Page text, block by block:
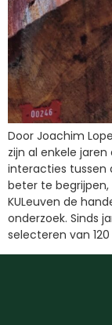
Door Joachim
zijn al enkele
interacties tussen
beter te begrijpen,
KULeuven de
onderzoek. Sinds
selecteren van